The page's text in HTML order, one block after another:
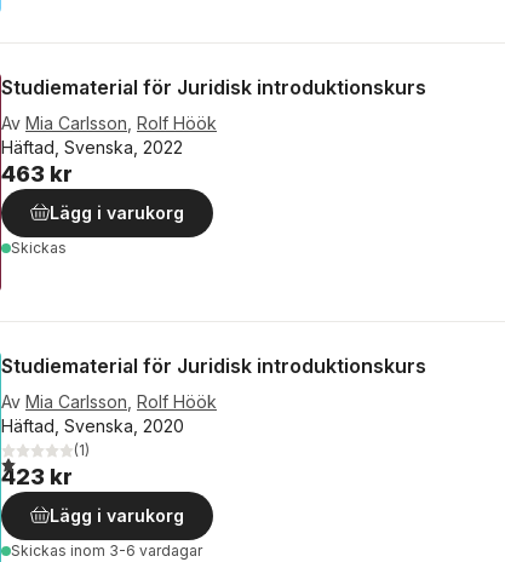
Studiematerial för Juridisk introduktionskurs
Av Mia Carlsson Rolf Höök
Häftad, Svenska, 2022
463 kr
Lägg i varukorg
Skickas
Studiematerial för Juridisk introduktionskurs
Av Mia Carlsson Rolf Höök
Häftad, Svenska, 2020
1,0utav 5 stjärnor. Totalt antal röster:
(1)
423 kr
Lägg i varukorg
Skickas inom 3-6 vardagar